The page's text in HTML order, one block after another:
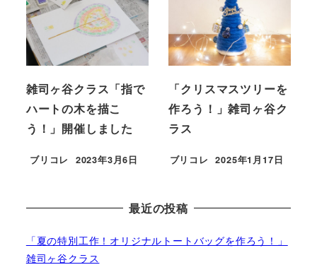
雑司ヶ谷クラス「指で
ハートの木を描こ
う！」開催しました
ブリコレ
投稿日
2023年3月6日
「クリスマスツリーを
作ろう！」雑司ヶ谷ク
ラス
ブリコレ
投稿日
2025年1月17日
最近の投稿
「夏の特別工作！オリジナルトートバッグを作ろう！」
雑司ヶ谷クラス